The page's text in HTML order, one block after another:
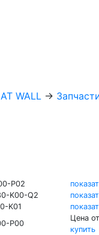
WALL →
P02
K00-Q2
K01
P00
Цена
купить